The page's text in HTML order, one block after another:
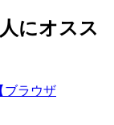
にオスス